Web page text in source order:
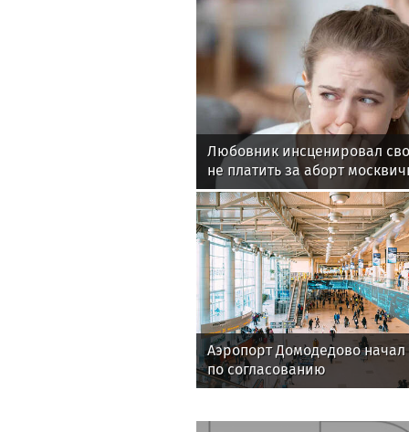
Любовник инсценировал
не платить за аборт
Аэропорт Домодедово
по согласованию